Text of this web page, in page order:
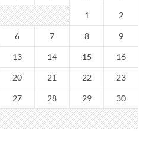
1 2
6 7 8 9
13 14 15 16
20 21 22 23
27 28 29 30